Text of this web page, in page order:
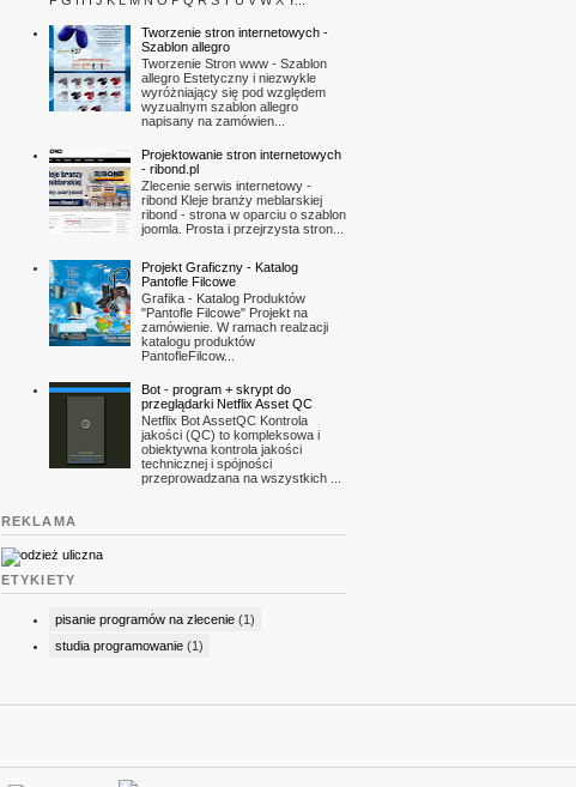
Tworzenie stron internetowych -
Szablon allegro
Tworzenie Stron www - Szablon
allegro Estetyczny i niezwykle
wyróżniający się pod względem
wyzualnym szablon allegro
napisany na zamówien...
Projektowanie stron internetowych
- ribond.pl
Zlecenie serwis internetowy -
ribond Kleje branży meblarskiej
ribond - strona w oparciu o szablon
joomla. Prosta i przejrzysta stron...
Projekt Graficzny - Katalog
Pantofle Filcowe
Grafika - Katalog Produktów
"Pantofle Filcowe" Projekt na
zamówienie. W ramach realzacji
katalogu produktów
PantofleFilcow...
Bot - program + skrypt do
przeglądarki Netflix Asset QC
Netflix Bot AssetQC Kontrola
jakości (QC) to kompleksowa i
obiektywna kontrola jakości
technicznej i spójności
przeprowadzana na wszystkich ...
REKLAMA
ETYKIETY
pisanie programów na zlecenie (1)
studia programowanie (1)